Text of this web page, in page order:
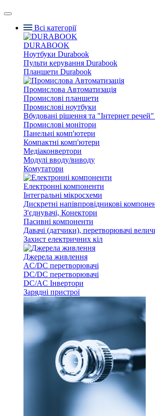
Всі категорії
DURABOOK
Ноутбуки Durabook
Пульти керування Durabook
Планшети Durabook
Промислова Автоматизація
Промислові планшети
Промислові ноутбуки
Вбудовані рішення та "Інтернет
Промислові монітори
Панельні комп'ютери
Компактні комп'ютери
Медіаконвертори
Модулі вводу/виводу
Комутатори
Електронні компоненти
Інтегральні мікросхеми
Дискретні напівпровідникові
З'єднувачі, Конектори
Пасивні компоненти
Давачі (датчики), перетворювачі
Захист електричних кіл
Джерела живлення
AC/DC перетворювачі
DC/DC перетворювачі
DC/AC Інвертори
Зарядні пристрої